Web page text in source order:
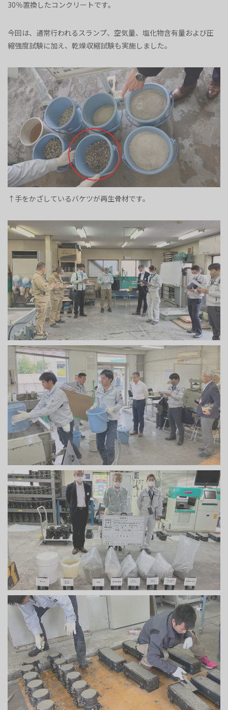
30％置換したコンクリートです。
今回は、通常行われるスランプ、空気量、塩化物含有量および圧
縮強度試験に加え、乾燥収縮試験も実施しました。
↑手をかざしているバケツが再生骨材です。